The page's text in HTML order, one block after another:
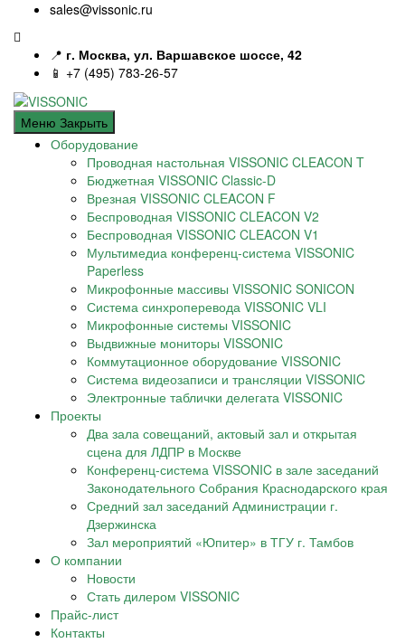
sales@vissonic.ru
📍 г. Москва, ул. Варшавское шоссе, 42
📱 +7 (495) 783-26-57
Меню Закрыть
Оборудование
Проводная настольная VISSONIC CLEACON T
Бюджетная VISSONIC Classic-D
Врезная VISSONIC CLEACON F
Беспроводная VISSONIC CLEACON V2
Беспроводная VISSONIC CLEACON V1
Мультимедиа конференц-система VISSONIC
Paperless
Микрофонные массивы VISSONIC SONICON
Система синхроперевода VISSONIC VLI
Микрофонные системы VISSONIC
Выдвижные мониторы VISSONIC
Коммутационное оборудование VISSONIC
Система видеозаписи и трансляции VISSONIC
Электронные таблички делегата VISSONIC
Проекты
Два зала совещаний, актовый зал и открытая
сцена для ЛДПР в Москве
Конференц-система VISSONIC в зале заседаний
Законодательного Собрания Краснодарского края
Средний зал заседаний Администрации г.
Дзержинска
Зал мероприятий «Юпитер» в ТГУ г. Тамбов
О компании
Новости
Стать дилером VISSONIC
Прайс-лист
Контакты